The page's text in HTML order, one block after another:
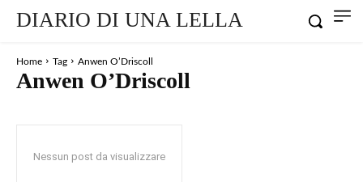
DIARIO DI UNA LELLA
Home Tag Anwen O’Driscoll
Anwen O’Driscoll
Nessun post da visualizzare